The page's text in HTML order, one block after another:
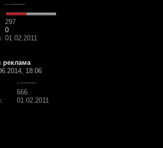
297
0
: 01.02.2011
реклама
18:06
666
: 01.02.2011